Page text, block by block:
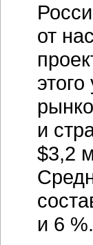
от
и
$3,2
и 6 %.